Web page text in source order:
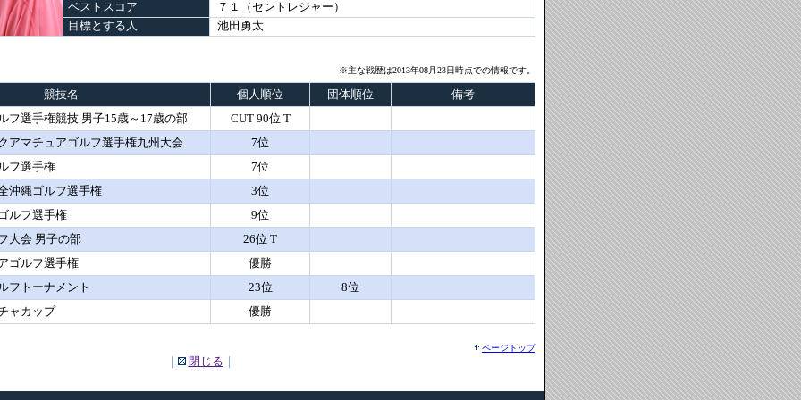
ベストスコア
７１（セントレジャー）
目標とする人
池田勇太
※主な戦歴は2013年08月23日時点での情報です。
競技名 個人順位 団体順位
備考
フ選手権競技 男子15歳～17歳の部
CUT 90位 T
アマチュアゴルフ選手権九州大会
7位
フ選手権
7位
沖縄ゴルフ選手権
3位
ルフ選手権
9位
大会 男子の部
26位 T
ゴルフ選手権
優勝
フトーナメント
23位
8位
ャカップ
優勝
ページトップ
｜ 閉じる ｜